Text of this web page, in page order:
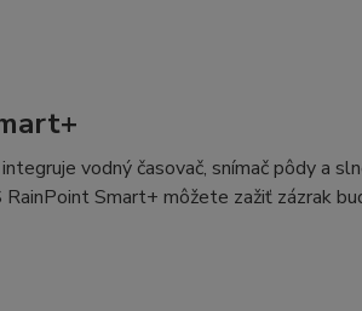
vodný časovač, snímač pôdy a
Smart+ môžete zažiť zázrak